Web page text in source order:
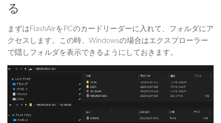
る
まずはFlashAirをPCのカードリーダーに入れて、フォルダにア
クセスします。この時、Windowsの場合はエクスプローラー
で隠しフォルダを表示できるようにしておきます。